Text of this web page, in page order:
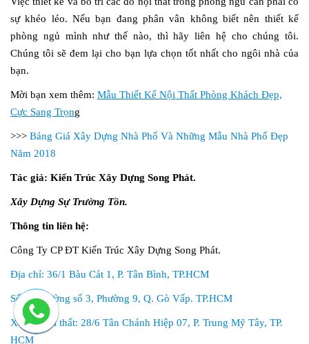
sự khéo léo. Nếu bạn đang phân vân không biết nên thiết kế
phòng ngủ mình như thế nào, thì hãy liên hệ cho chúng tôi.
Chúng tôi sẽ đem lại cho bạn lựa chọn tốt nhất cho ngôi nhà của
bạn.
Mời bạn xem thêm: Mẫu Thiết Kế Nội Thất Phòng Khách Đẹp,
Cực Sang Trọng
>>> Bảng Giá Xây Dựng Nhà Phố Và Những Mẫu Nhà Phố Đẹp
Năm 2018
Tác giả: Kiến Trúc Xây Dựng Song Phát.
Xây Dựng Sự Trường Tồn.
Thông tin liên hệ:
Công Ty CP ĐT Kiến Trúc Xây Dựng Song Phát.
Địa chỉ: 36/1 Bàu Cát 1, P. Tân Bình, TP.HCM
Số 02, Đường số 3, Phường 9, Q. Gò Vấp. TP.HCM
Xưởng nội thất: 28/6 Tân Chánh Hiệp 07, P. Trung Mỹ Tây, TP.
HCM